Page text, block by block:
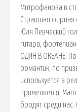
Митрофанова в
Страшная жирная
Юля Певческий
гитара,
ОДИН В ОКЕАНЕ.
романтик, по
используется в
применяется.
бродят среди нас.